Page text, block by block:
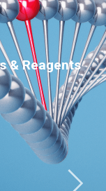
& Reagents